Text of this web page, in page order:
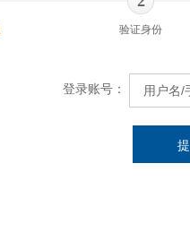
验证身份
登录账号：